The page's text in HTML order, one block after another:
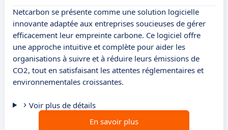
Netcarbon se présente comme une solution logicielle
innovante adaptée aux entreprises soucieuses de gérer
efficacement leur empreinte carbone. Ce logiciel offre
une approche intuitive et complète pour aider les
organisations à suivre et à réduire leurs émissions de
CO2, tout en satisfaisant les attentes réglementaires et
environnementales croissantes.
Voir plus de détails
En savoir plus